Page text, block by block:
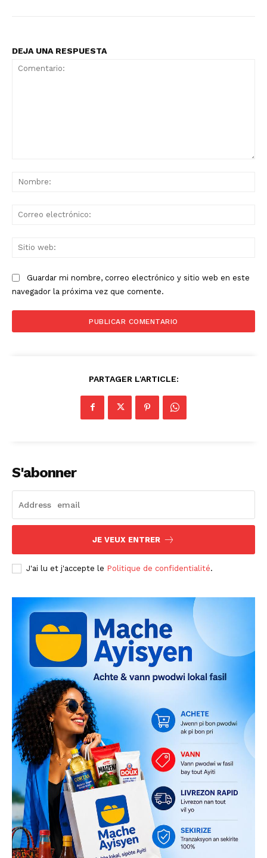
DEJA UNA RESPUESTA
Guardar mi nombre, correo electrónico y sitio web en este
navegador la próxima vez que comente.
PARTAGER L'ARTICLE:
S'abonner
JE VEUX ENTRER
J'ai lu et j'accepte le Politique de confidentialité.